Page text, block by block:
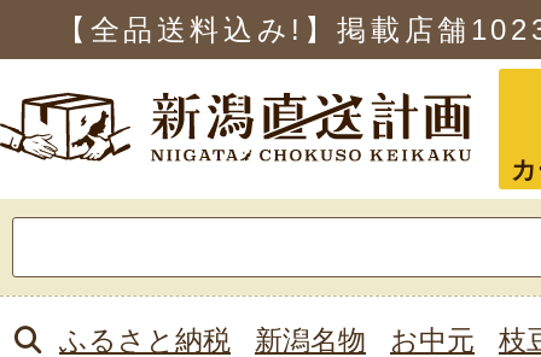
【全品送料込み!】掲載店舗
索:
ふるさと納税 新潟名物 お中元 枝